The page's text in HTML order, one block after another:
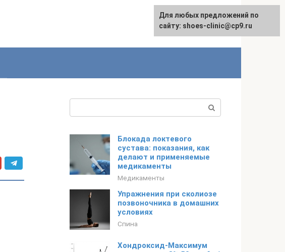
Блокада локтевого
сустава: показания, как
делают и применяемые
медикаменты
Медикаменты
Упражнения при сколиозе
позвоночника в домашних
условиях
Спина
Хондроксид-Максимум
Для любых предложений по
сайту: shoes-clinic@cp9.ru